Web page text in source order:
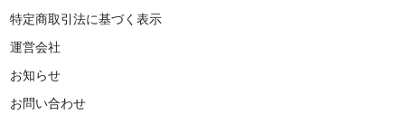
特定商取引法に基づく表示
運営会社
お知らせ
お問い合わせ